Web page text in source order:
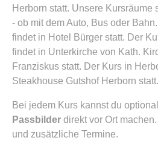
Herborn statt. Unsere Kursräume
- ob mit dem Auto, Bus oder
findet in Hotel Bürger statt. Der
findet in Unterkirche von Kath.
Franziskus statt. Der Kurs in
Steakhouse Gutshof Herborn statt.
Bei jedem Kurs kannst du optional
Passbilder direkt vor Ort
und zusätzliche Termine.